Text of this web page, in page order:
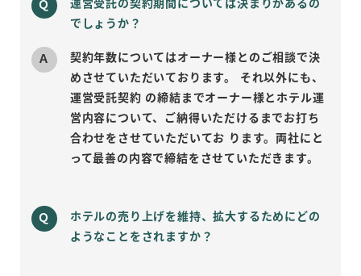
でしょうか？
契約年数についてはオーナー様とのご相談で決
めさせていただいております。 それ以外にも、
運営受託契約 の締結までオーナー様とホテル運
営内容について、ご納得いただけるまでお打ち
合わせをさせていただいてお ります。両社にと
って最善の内容で締結をさせていただきます。
ホテルの売り上げを維持、拡大するためにどの
ようなことをされますか？